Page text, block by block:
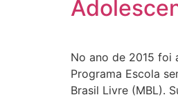
No ano de 2015 foi
Programa Escola
Brasil Livre (MBL).